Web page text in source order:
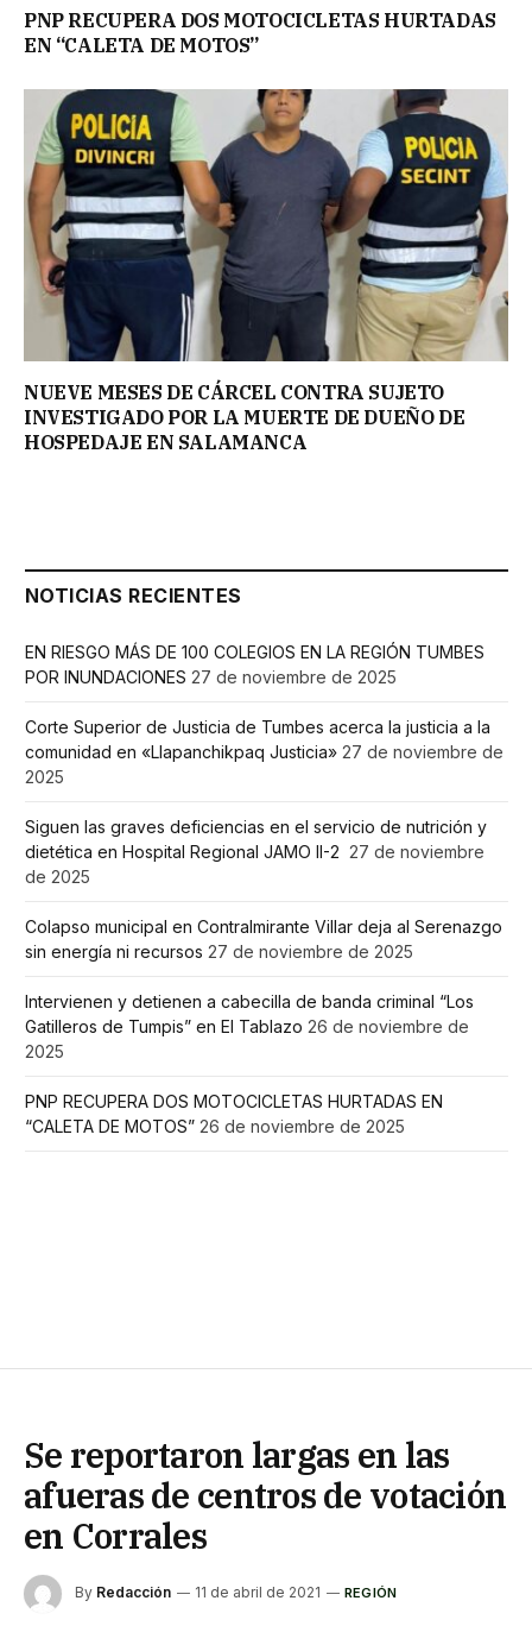
PNP RECUPERA DOS MOTOCICLETAS HURTADAS
EN “CALETA DE MOTOS”
NUEVE MESES DE CÁRCEL CONTRA SUJETO
INVESTIGADO POR LA MUERTE DE DUEÑO DE
HOSPEDAJE EN SALAMANCA
NOTICIAS RECIENTES
EN RIESGO MÁS DE 100 COLEGIOS EN LA REGIÓN TUMBES
POR INUNDACIONES 27 de noviembre de 2025
Corte Superior de Justicia de Tumbes acerca la justicia a la
comunidad en «Llapanchikpaq Justicia» 27 de noviembre de
2025
Siguen las graves deficiencias en el servicio de nutrición y
dietética en Hospital Regional JAMO II-2 27 de noviembre
de 2025
Colapso municipal en Contralmirante Villar deja al Serenazgo
sin energía ni recursos 27 de noviembre de 2025
Intervienen y detienen a cabecilla de banda criminal “Los
Gatilleros de Tumpis” en El Tablazo 26 de noviembre de
2025
PNP RECUPERA DOS MOTOCICLETAS HURTADAS EN
“CALETA DE MOTOS” 26 de noviembre de 2025
Se reportaron largas en las
afueras de centros de votación
en Corrales
By Redacción 11 de abril de 2021 REGIÓN